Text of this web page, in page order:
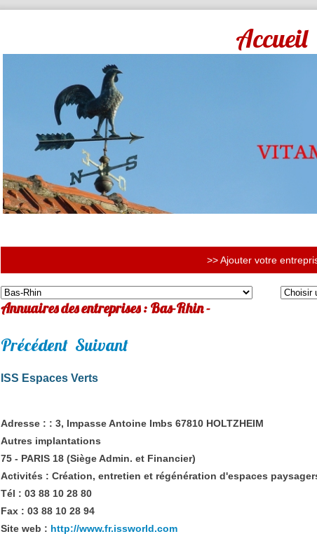
Accueil
>> Ajouter votre
Annuaires des entreprises : Bas-Rhin -
Précédent Suivant
ISS Espaces Verts
Adresse : : 3, Impasse Antoine Imbs 67810 HOLTZHEIM
Autres implantations
75 - PARIS 18 (Siège Admin. et Financier)
Activités : Création, entretien et régénération d'espaces
Tél : 03 88 10 28 80
Fax : 03 88 10 28 94
Site web : http://www.fr.issworld.com